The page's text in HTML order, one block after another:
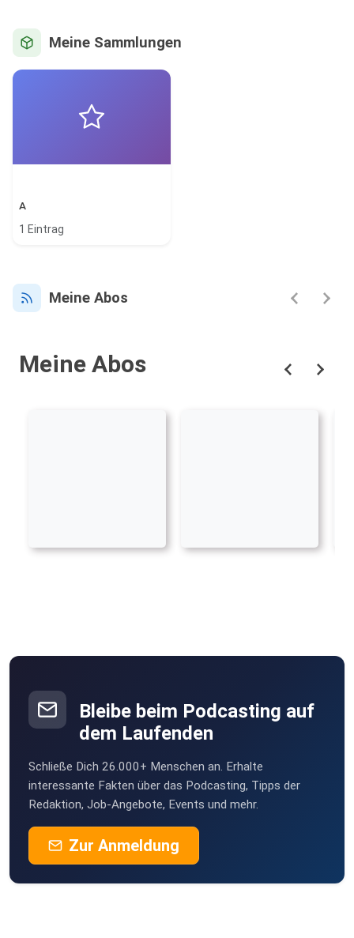
Meine Sammlungen
A
1 Eintrag
Meine Abos
Meine Abos
Bleibe beim Podcasting auf
dem Laufenden
Schließe Dich 26.000+ Menschen an. Erhalte
interessante Fakten über das Podcasting, Tipps der
Redaktion, Job-Angebote, Events und mehr.
Zur Anmeldung